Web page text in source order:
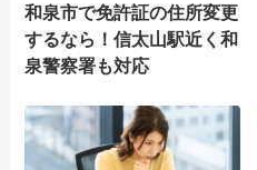
和泉市で免許証の住所変更
するなら！信太山駅近く和
泉警察署も対応